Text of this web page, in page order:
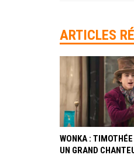
ARTICLES
WONKA :
UN GRAND